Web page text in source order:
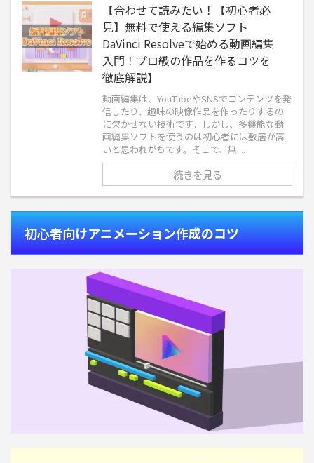
【合わせて読みたい！【初心者必
見】無料で使える編集ソフト
DaVinci Resolveで始める動画編集
入門！プロ級の作品を作るコツを
徹底解説】
動画編集は、YouTubeやSNSでコンテンツを発
信したり、趣味の映像作品を作ったりするの
に欠かせない技術です。しかし、多機能な動
画編集ソフトを使うのは初心者には敷居が高
いと思われがちです。そこで、無 ...
続きを見る
初心者向けアニメーション作成のコツ